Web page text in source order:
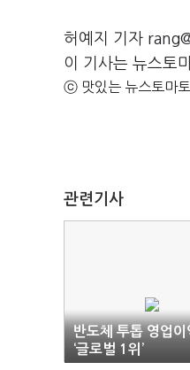
허예지 기자
이 기사는 뉴스토
ⓒ 맛있는 뉴스토마
관련기사
반도체 투톱 영업이
‘글로벌 1위’